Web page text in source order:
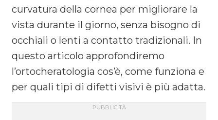
curvatura della cornea per migliorare la
vista durante il giorno, senza bisogno di
occhiali o lenti a contatto tradizionali. In
questo articolo approfondiremo
l’ortocheratologia cos’è, come funziona e
per quali tipi di difetti visivi è più adatta.